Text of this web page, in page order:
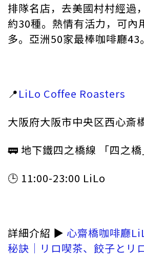
排隊名店，去美國村村經過
約30種。熱情有活力，可內
多。亞洲50家最棒咖啡廳43。
📍LiLo Coffee Roasters
大阪府大阪市中央区西心斎
🚃 地下鐵四之橋線 「四之
🕒 11:00-23:00 LiLo
詳細介紹 ▶︎ 心齋橋咖啡廳
秘訣｜リロ喫茶、餃子と